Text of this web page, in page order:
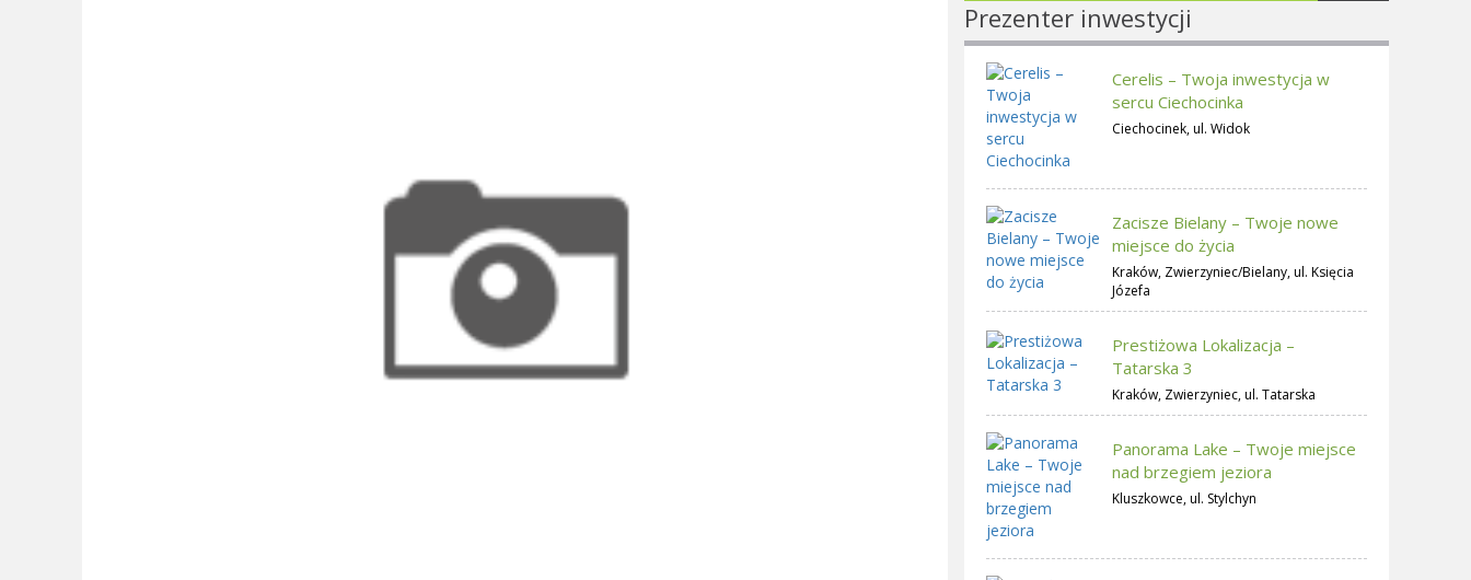
Prezenter inwestycji
Cerelis – Twoja inwestycja w
sercu Ciechocinka
Ciechocinek, ul. Widok
Zacisze Bielany – Twoje nowe
miejsce do życia
Kraków, Zwierzyniec/Bielany, ul. Księcia
Józefa
Prestiżowa Lokalizacja –
Tatarska 3
Kraków, Zwierzyniec, ul. Tatarska
Panorama Lake – Twoje miejsce
nad brzegiem jeziora
Kluszkowce, ul. Stylchyn